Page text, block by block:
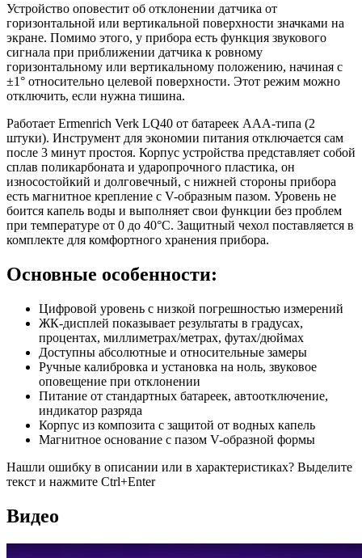
Устройство оповестит об отклонении датчика от
горизонтальной или вертикальной поверхности значками на
экране. Помимо этого, у прибора есть функция звукового
сигнала при приближении датчика к ровному
горизонтальному или вертикальному положению, начиная с
±1° относительно целевой поверхности. Этот режим можно
отключить, если нужна тишина.
Работает Ermenrich Verk LQ40 от батареек AAA-типа (2
штуки). Инструмент для экономии питания отключается сам
после 3 минут простоя. Корпус устройства представляет собой
сплав поликарбоната и ударопрочного пластика, он
износостойкий и долговечный, с нижней стороны прибора
есть магнитное крепление с V-образным пазом. Уровень не
боится капель воды и выполняет свои функции без проблем
при температуре от 0 до 40°С. Защитный чехол поставляется в
комплекте для комфортного хранения прибора.
Основные особенности:
Цифровой уровень с низкой погрешностью измерений
ЖК-дисплей показывает результаты в градусах,
процентах, миллиметрах/метрах, футах/дюймах
Доступны абсолютные и относительные замеры
Ручные калибровка и установка на ноль, звуковое
оповещение при отклонении
Питание от стандартных батареек, автоотключение,
индикатор разряда
Корпус из композита с защитой от водных капель
Магнитное основание с пазом V-образной формы
Нашли ошибку в описании или в характеристиках? Выделите
текст и нажмите Ctrl+Enter
Видео